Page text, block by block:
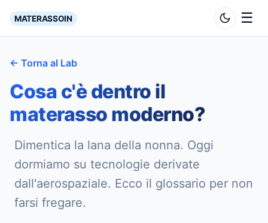
MATERASSOIN ☰
← Torna al Lab
Cosa c'è dentro il
materasso moderno?
Dimentica la lana della nonna. Oggi
dormiamo su tecnologie derivate
dall'aerospaziale. Ecco il glossario per non
farsi fregare.